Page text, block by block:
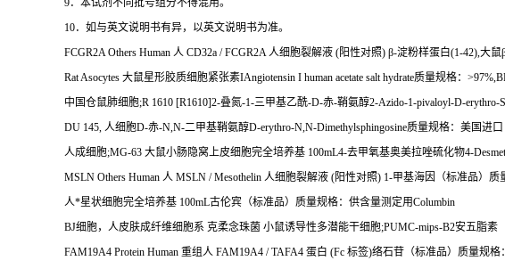
10．如与英文说明书有异，以英文说明书为准。
FCGR2A Others Human 人 CD32a / FCGR2A 人细胞裂解液 (阳性对照) β-淀粉样蛋白(1-42), 大鼠
Rat Asocytes 大鼠星形胶质细胞紧张素IAngiotensin I human acetate salt hydrate质量规格：
中国仓鼠肺细胞;R 1610 [R1610]2-叠氮-1-三甲基乙酰-D-赤-鞘氨醇2-Azido-1-pivaloyl-D-erythro-
DU 145, 人细胞D-赤-N,N-二甲基鞘氨醇D-erythro-N,N-Dimethylsphingosine质量规格：美国进口
人成细胞;MG-63 大鼠小肠隐窝上皮细胞完全培养基 100mL4-去甲氧基奥美拉唑硫化物4-
MSLN Others Human 人 MSLN / Mesothelin 人细胞裂解液 (阳性对照) 1-甲基海因（标准品）质
人*星状细胞完全培养基 100mL古伦宾（标准品）质量规格：供含量测定用Columbin
BJ细胞，人皮肤成纤维细胞系 克柔念珠菌 小鼠诱导性多潜能干细胞;PUMC-mips-B2安五脂素
FAM19A4 Protein Human 重组人 FAM19A4 / TAFA4 蛋白 (Fc 标签)络石苷（标准品）质量规格